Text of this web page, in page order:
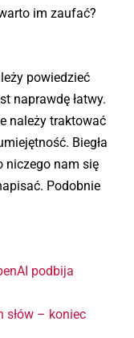
im zaufać?
powiedzieć
naprawdę łatwy.
należy traktować
Biegła
niczego nam się
Podobnie
podbija
słów – koniec